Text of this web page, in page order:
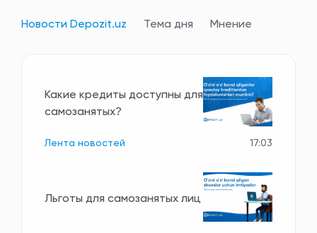
Новости Depozit.uz Тема дня Мнение
Какие кредиты доступны для
самозанятых?
Лента новостей 17:03
Льготы для самозанятых лиц